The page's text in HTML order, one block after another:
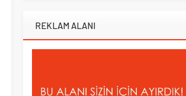
REKLAM ALANI